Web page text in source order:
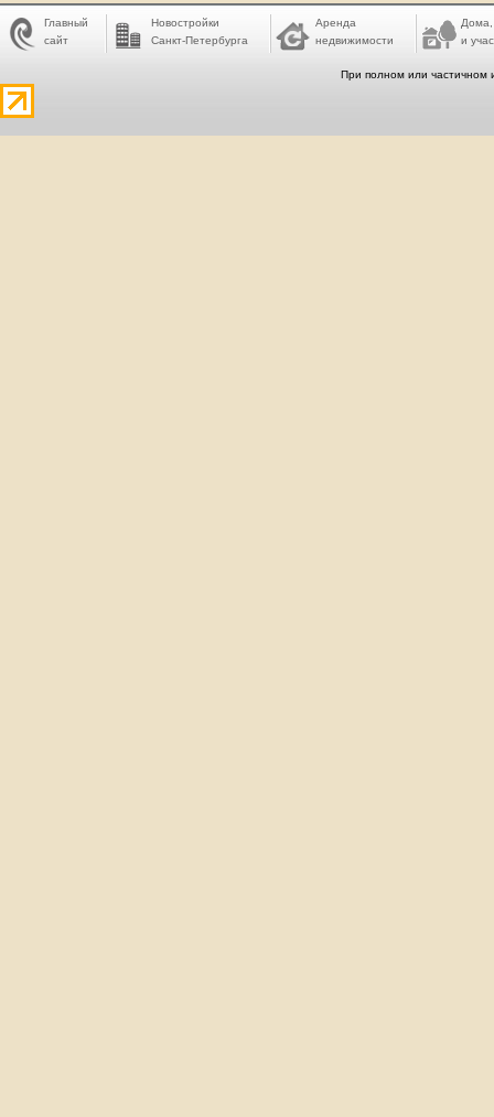
Главный
сайт
Новостройки
Санкт-Петербурга
Аренда
недвижимости
Дома,
и
При полном или частичном